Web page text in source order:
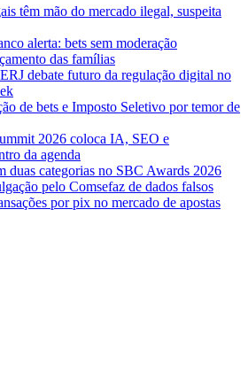
têm mão do mercado ilegal, suspeita
alerta: bets sem moderação
das famílias
debate futuro da regulação digital no
de bets e Imposto Seletivo por temor de
2026 coloca IA, SEO e
da agenda
duas categorias no SBC Awards 2026
pelo Comsefaz de dados falsos
por pix no mercado de apostas